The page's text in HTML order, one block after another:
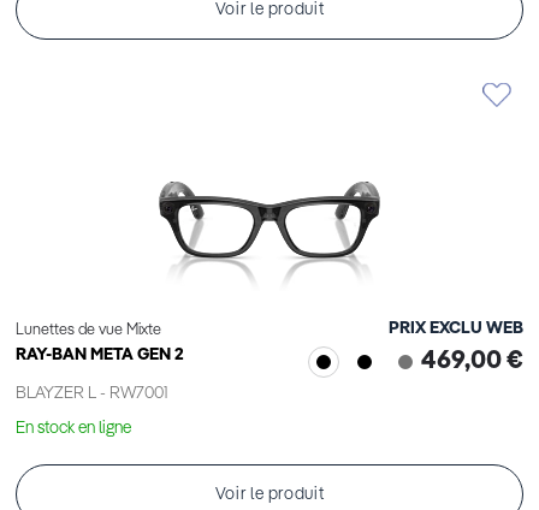
Voir le produit
Lunettes de vue Mixte
RAY-BAN META GEN 2
BLAYZER L - RW7001
PRIX EXCLU WEB
469,00 €
En stock en ligne
Voir le produit